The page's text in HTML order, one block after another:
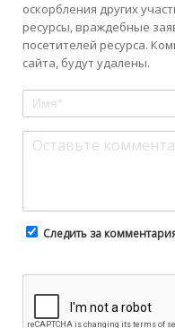
оскорбления других
ресурсы, враждебные
посетителей ресурса.
сайта, будут удалены.
Следить за